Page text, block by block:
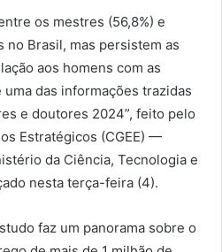
os mestres (56,8%) e
no Brasil, mas persistem as
aos homens com as
das informações trazidas
e doutores 2024”, feito pelo
Estratégicos (CGEE) —
da Ciência, Tecnologia e
nesta terça-feira (4).
faz um panorama sobre o